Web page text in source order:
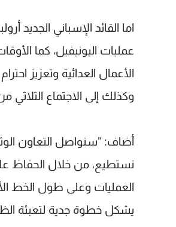
اما القائد الإسباني الجديد
عمليات اليونيفيل، كما
الأعمال العدائية وتعزيز
وكذلك إلى الاجتماع
أضاف: "سنواصل التعاون
نستطيع، من خلال الحفاظ
العمليات وعلى طول الخط
يشكل خطوة جدية لتعبئة